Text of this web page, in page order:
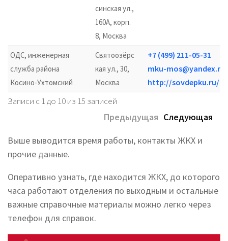
синская ул.,
160А, корп.
8, Москва
ОДС, инженерная
служба района
Косино-Ухтомский
Святоозёрс
кая ул., 30,
Москва
+7 (499) 211-05-31
mku-mos@yandex.ru
http://sovdepku.ru/
Записи с 1 до 10 из 15 записей
Предыдущая Следующая
Выше выводится время работы, контакты ЖКХ и
прочие данные.
Оперативно узнать, где находится ЖКХ, до которого
часа работают отделения по выходным и остальные
важные справочные материалы можно легко через
телефон для справок.